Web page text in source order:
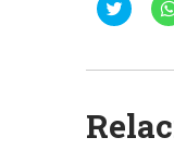
Haz
clic
Twitter
en
una